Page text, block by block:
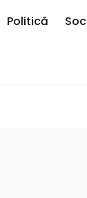
Politică